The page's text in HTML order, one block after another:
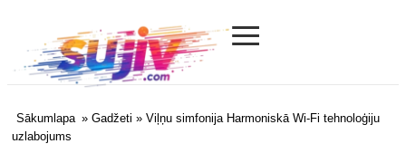
Sujiv.com
≡
Sākumlapa » Gadžeti » Viļņu simfonija Harmoniskā Wi-Fi tehnoloģiju
uzlabojums